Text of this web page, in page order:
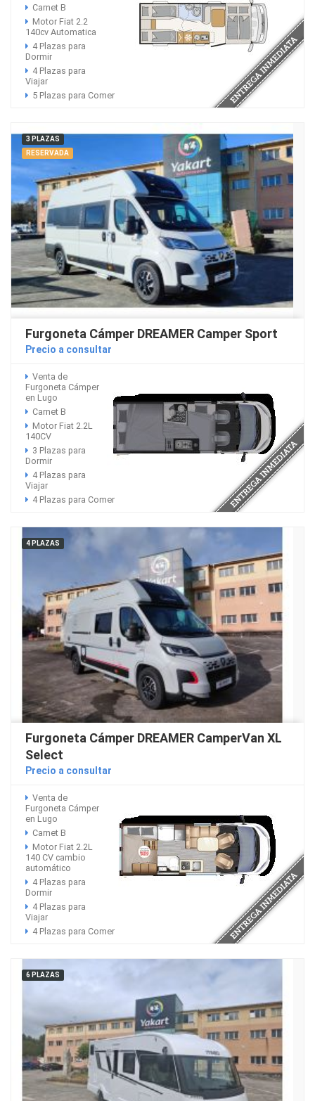
Carnet B
Motor Fiat 2.2
140cv Automatica
4 Plazas para
Dormir
4 Plazas para
Viajar
5 Plazas para Comer
3 PLAZAS
RESERVADA
Furgoneta Cámper DREAMER Camper Sport
Precio a consultar
Venta de
Furgoneta Cámper
en Lugo
Carnet B
Motor Fiat 2.2L
140CV
3 Plazas para
Dormir
4 Plazas para
Viajar
4 Plazas para Comer
4 PLAZAS
Furgoneta Cámper DREAMER CamperVan XL
Select
Precio a consultar
Venta de
Furgoneta Cámper
en Lugo
Carnet B
Motor Fiat 2.2L
140 CV cambio
automático
4 Plazas para
Dormir
4 Plazas para
Viajar
4 Plazas para Comer
6 PLAZAS